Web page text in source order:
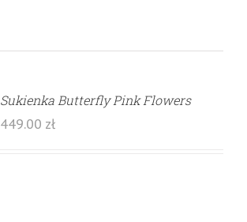
Sukienka Butterfly Pink Flowers
449.00 zł